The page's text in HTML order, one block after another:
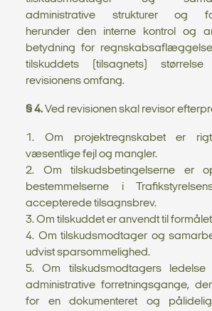
administrative strukturer og
herunder den interne kontrol og
betydning for
tilskuddets (tilsagnets)
revisionens omfang.
§ 4.Ved revisionen skal revisor
1. Om projektregnskabet er
væsentlige fejl og mangler.
2. Om tilskudsbetingelserne er
bestemmelserne i
accepterede tilsagnsbrev.
3. Om tilskuddet er anvendt til
4. Om tilskudsmodtager og
udvist sparsommelighed.
5. Om tilskudsmodtagers
administrative forretningsgange,
for en dokumenteret og